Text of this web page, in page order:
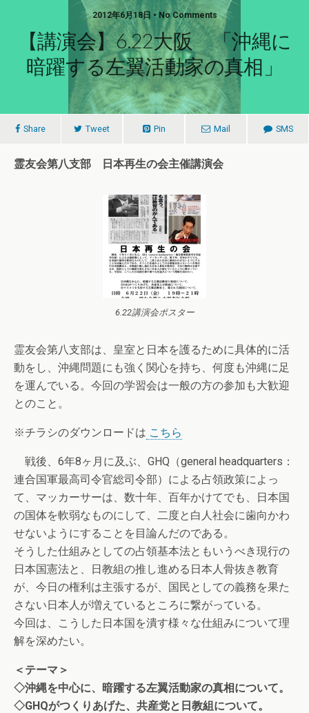
2012年6月18日 • No Comments
【講演会】6.22大阪 「沖縄に
暗躍する左翼活動家の真相」
Share Tweet Pin Mail SMS
霊友会第八支部 日本再生の会主催講演会
6.22講演会ポスター
霊友会第八支部は、皇室と日本を護るために具体的に活
動をし、沖縄問題にも強く関心を持ち、何度も沖縄に足
を運んでいる。今回の学習会は一般の方の参加も大歓迎
とのこと。
※チラシのダウンロードは こちら
戦後、6年8ヶ月に及ぶ、GHQ（general headquarters：
連合国軍最高司令官総司令部）による占領政策によっ
て、マッカーサーは、数十年、百年かけてでも、日本国
の国体を軟弱なものにして、二度と白人社会に歯向かわ
せないようにすることを目論んだのである。
そうした仕組みとしての占領基本法ともいうべき現行の
日本国憲法と、日教組の推し進める日本人骨抜き教育
が、今日の権利は主張するが、国民としての義務を果た
さない日本人が増えているところに繋がっている。
今回は、こうした日本国を潰す様々な仕組みについて理
解を深めたい。
＜テーマ＞
◇沖縄を中心に、暗躍する左翼活動家の真相について。
◇GHQがつくりあげた、共産党と日教組について。